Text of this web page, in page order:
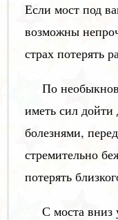
Если мост под
возможны
страх потерять
По
иметь сил
болезнями,
стремительно
потерять
С моста вниз